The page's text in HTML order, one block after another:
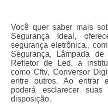
Você quer saber mais
Segurança Ideal,
segurança eletrônica.,
Segurança, Lâmpada
Refletor de Led, a
como Cftv, Conversor
entre outros. Ao entrar
poderá esclarecer
disposição.